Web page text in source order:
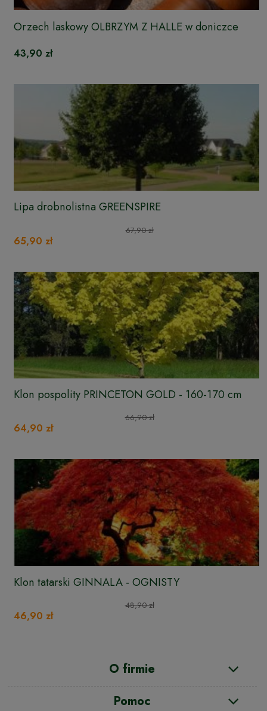
Orzech laskowy OLBRZYM Z HALLE w doniczce
43,90 zł
Lipa drobnolistna GREENSPIRE
67,90 zł
65,90 zł
Klon pospolity PRINCETON GOLD - 160-170 cm
66,90 zł
64,90 zł
Klon tatarski GINNALA - OGNISTY
48,90 zł
46,90 zł
O firmie
Pomoc